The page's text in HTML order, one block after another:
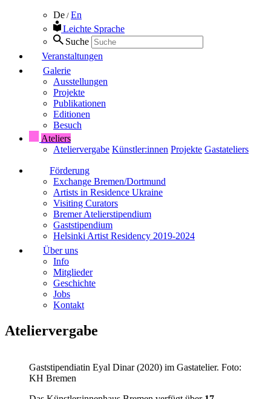
De / En
Leichte Sprache
Suche
Veranstaltungen
Galerie
Ausstellungen
Projekte
Publikationen
Editionen
Besuch
Ateliers
Ateliervergabe Künstler:innen Projekte Gastateliers
Förderung
Exchange Bremen/Dortmund
Artists in Residence Ukraine
Visiting Curators
Bremer Atelierstipendium
Gaststipendium
Helsinki Artist Residency 2019-2024
Über uns
Info
Mitglieder
Geschichte
Jobs
Kontakt
Ateliervergabe
Gaststipendiatin Eyal Dinar (2020) im Gastatelier. Foto:
KH Bremen